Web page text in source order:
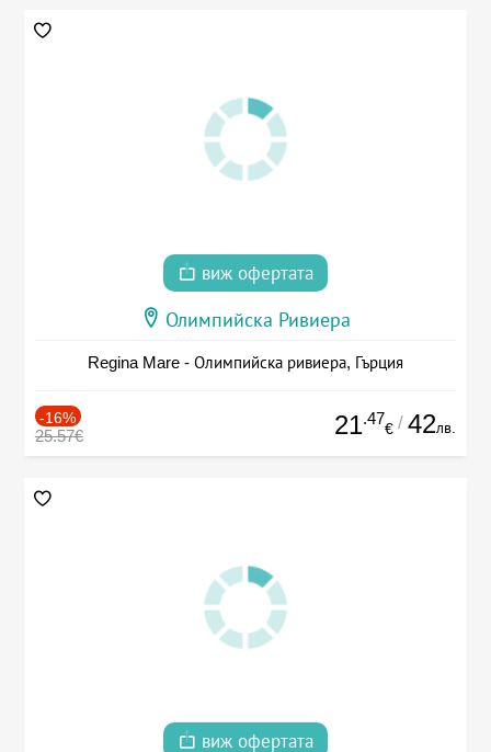
виж офертата
Олимпийска Ривиера
Regina Mare - Олимпийска ривиера, Гърция
-16%
25.57€ 21.47
€ / 42лв.
виж офертата